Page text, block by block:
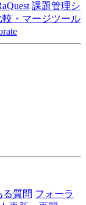
課題管理シ
較・マージツール
る質問 フォーラ